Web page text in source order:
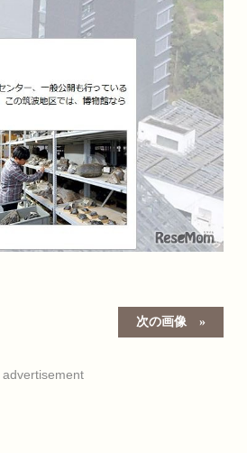
次の画像
advertisement